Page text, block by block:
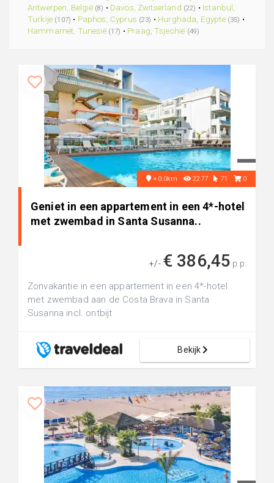
Antwerpen, België (8) • Davos, Zwitserland (22) • Istanbul,
Turkije (107) • Paphos, Cyprus (23) • Hurghada, Egypte (35) •
Hammamet, Tunesië (17) • Praag, Tsjechië (49)
+0.0km 2277 71 0
Geniet in een appartement in een 4*-hotel
met zwembad in Santa Susanna..
+/- € 386,45 p.p.
Zonvakantie in een appartement in een 4*-hotel
met zwembad aan de Costa Brava in Santa
Susanna incl. ontbijt
Bekijk